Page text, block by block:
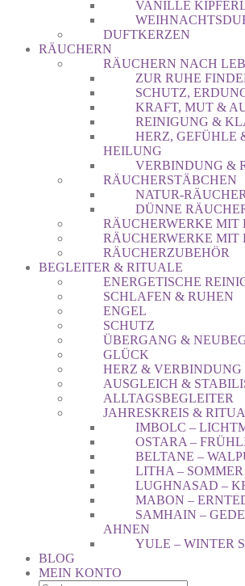
VANILLE
DUFTKERZEN
RÄUCHERN
RÄUCHERN NACH
ZUR RUHE
SCHUTZ,
KRAFT, MUT &
REINIGUNG &
HERZ, GEFÜHLE
HEILUNG
VERBINDUNG &
RÄUCHERSTÄBCHEN
NATUR-
DÜNNE
RÄUCHERWERKE MIT
RÄUCHERWERKE MIT
RÄUCHERZUBEHÖR
BEGLEITER & RITUALE
ENERGETISCHE
SCHLAFEN & RUHEN
ENGEL
SCHUTZ
ÜBERGANG &
GLÜCK
HERZ & VERBINDUNG
AUSGLEICH &
ALLTAGSBEGLEITER
JAHRESKREIS &
IMBOLC –
OSTARA –
BELTANE –
LITHA –
LUGHNASAD –
MABON –
SAMHAIN –
AHNEN
YULE – WINTER
BLOG
MEIN KONTO